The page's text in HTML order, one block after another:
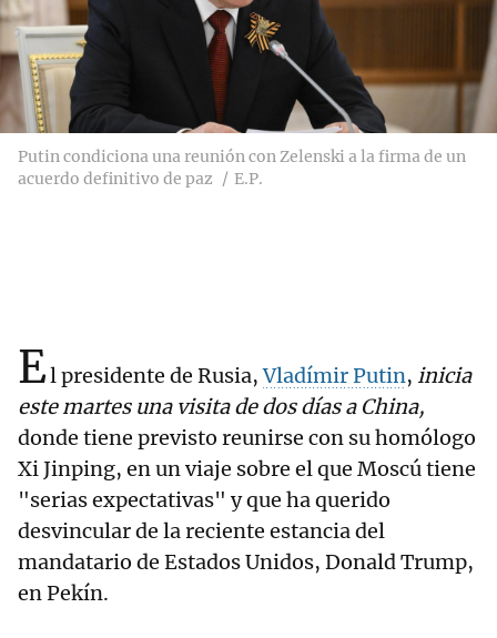
Putin condiciona una reunión con Zelenski a la firma de un
acuerdo definitivo de paz
E.P.
El presidente de Rusia,Vladímir Putin, inicia
este martes una visita de dos días a China,
donde tiene previsto reunirse con su homólogo
Xi Jinping, en un viaje sobre el que Moscú tiene
"serias expectativas" y que ha querido
desvincular de la reciente estancia del
mandatario de Estados Unidos, Donald Trump,
en Pekín.